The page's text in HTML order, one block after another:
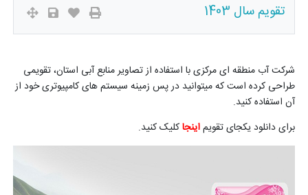
تقویم سال 1403
شرکت آب منطقه ای مرکزی با استفاده از تصاویر منابع آبی استان، تقویمی
طراحی کرده است که میتوانید در پس زمینه سیستم های کامپیوتری خود از
آن استفاده کنید.
برای دانلود یکجای تقویماینجاکلیک کنید.